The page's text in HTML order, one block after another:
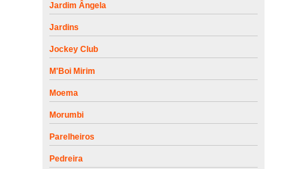
Jardim Ângela
Jardins
Jockey Club
M'Boi Mirim
Moema
Morumbi
Parelheiros
Pedreira